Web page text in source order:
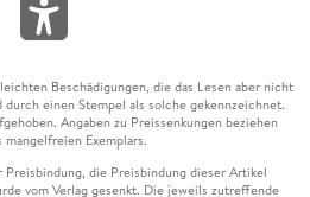
Beschädigungen, die das Lesen aber nicht
einen Stempel als solche gekennzeichnet.
Angaben zu Preissenkungen beziehen
Exemplars.
die Preisbindung dieser Artikel
vom Verlag gesenkt. Die jeweils zutreffende